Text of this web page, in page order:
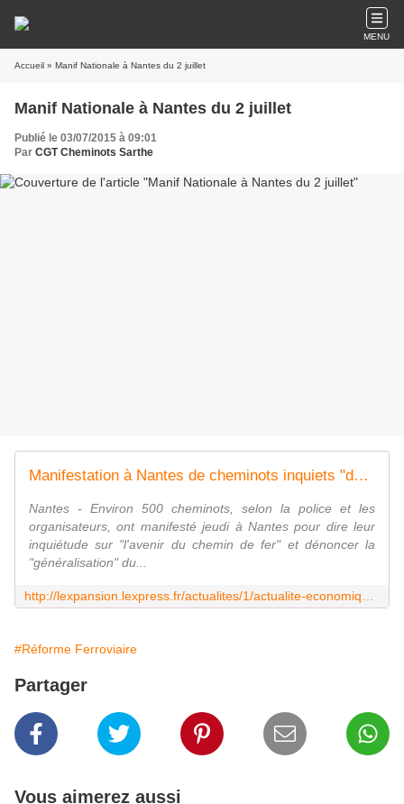
MENU
Accueil » Manif Nationale à Nantes du 2 juillet
Manif Nationale à Nantes du 2 juillet
Publié le 03/07/2015 à 09:01
Par CGT Cheminots Sarthe
Manifestation à Nantes de cheminots inquiets "de l'avenir du chemin de fer"
Nantes - Environ 500 cheminots, selon la police et les
organisateurs, ont manifesté jeudi à Nantes pour dire leur
inquiétude sur "l'avenir du chemin de fer" et dénoncer la
"généralisation" du...
#Réforme Ferroviaire
Partager
Vous aimerez aussi